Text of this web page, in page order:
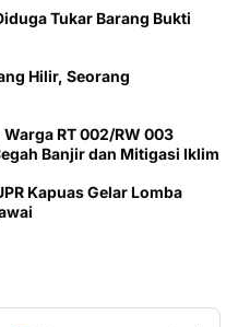
Tukar Barang Bukti
Hilir, Seorang
RT 002/RW 003
Banjir dan Mitigasi Iklim
Kapuas Gelar Lomba